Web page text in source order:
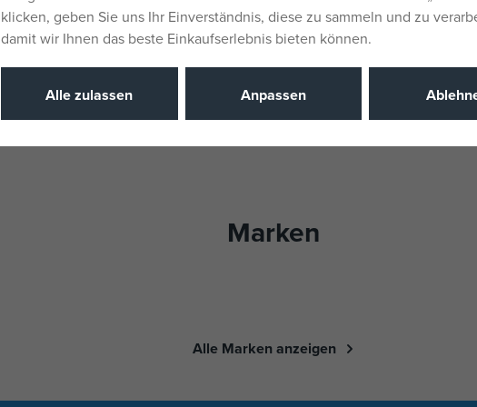
Marken
Alle Marken anzeigen
klicken, geben Sie uns Ihr Einverständnis, diese zu sammeln und zu
damit wir Ihnen das beste Einkaufserlebnis bieten können.
Alle zulassen Anpassen